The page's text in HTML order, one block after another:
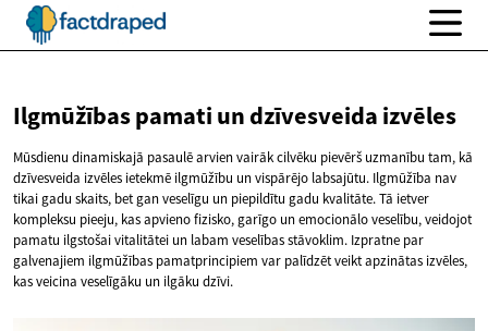
Ilgmūžības pamati undzīvesveida izvēles
Mūsdienu dinamiskajā pasaulē arvien vairāk cilvēku pievērš uzmanību tam, kā
dzīvesveida izvēles ietekmē ilgmūžību un vispārējo labsajūtu. Ilgmūžība nav
tikai gadu skaits, bet gan veselīgu un piepildītu gadu kvalitāte. Tā ietver
kompleksu pieeju, kas apvieno fizisko, garīgo un emocionālo veselību, veidojot
pamatu ilgstošai vitalitātei un labam veselības stāvoklim. Izpratne par
galvenajiem ilgmūžības pamatprincipiem var palīdzēt veikt apzinātas izvēles,
kas veicina veselīgāku un ilgāku dzīvi.